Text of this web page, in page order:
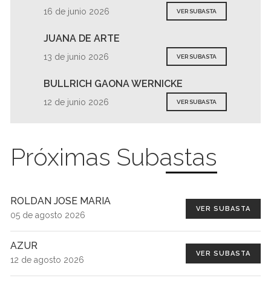
16 de junio 2026 VER SUBASTA
JUANA DE ARTE
13 de junio 2026 VER SUBASTA
BULLRICH GAONA WERNICKE
12 de junio 2026 VER SUBASTA
Próximas Subastas
ROLDAN JOSE MARIA
05 de agosto 2026
VER SUBASTA
AZUR
12 de agosto 2026
VER SUBASTA